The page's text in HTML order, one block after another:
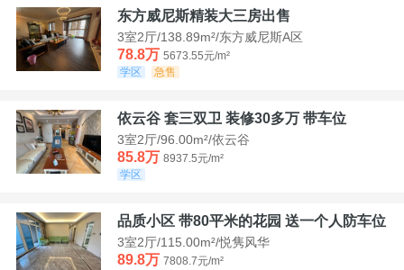
东方威尼斯精装大三房出售
3室2厅/138.89m²/东方威尼斯A区
78.8万 5673.55元/m²
学区
急售
依云谷 套三双卫 装修30多万 带车位
3室2厅/96.00m²/依云谷
85.8万 8937.5元/m²
学区
品质小区 带80平米的花园 送一个人防车位
3室2厅/115.00m²/悦隽风华
89.8万 7808.7元/m²